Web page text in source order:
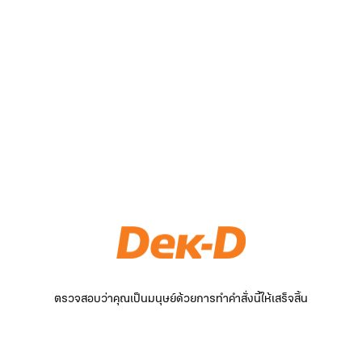
ตรวจสอบว่าคุณเป็นมนุษย์ด้วยการทำคำสั่งนี้ให้เสร็จสิ้น